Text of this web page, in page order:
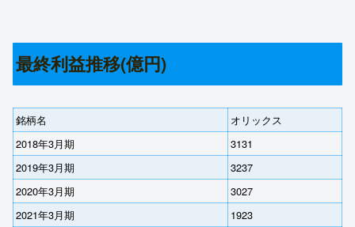
最終利益推移(億円)
銘柄名
オリックス
2018年3月期
3131
2019年3月期
3237
2020年3月期
3027
2021年3月期
1923